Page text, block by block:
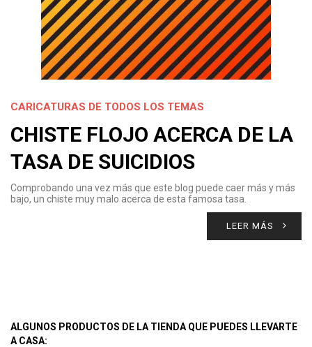
CARICATURAS DE TODOS LOS TEMAS
CHISTE FLOJO ACERCA DE LA
TASA DE SUICIDIOS
Comprobando una vez más que este blog puede caer más y más
bajo, un chiste muy malo acerca de esta famosa tasa.
LEER MÁS
ALGUNOS PRODUCTOS DE LA TIENDA QUE PUEDES LLEVARTE
A CASA: